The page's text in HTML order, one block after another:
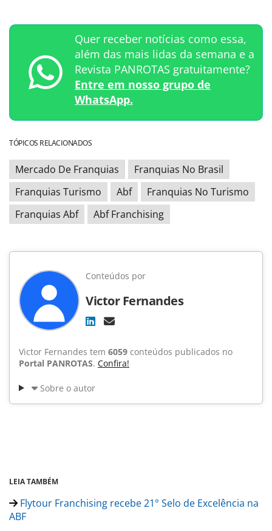
Quer receber notícias como essa,
além das mais lidas da semana e a
Revista PANROTAS gratuitamente?
Entre em nosso grupo de
WhatsApp.
TÓPICOS RELACIONADOS
Mercado De Franquias
Franquias No Brasil
Franquias Turismo
Abf
Franquias No Turismo
Franquias Abf
Abf Franchising
Conteúdos por
Victor Fernandes
Victor Fernandes tem 6059 conteúdos publicados no
Portal PANROTAS. Confira!
Sobre o autor
LEIA TAMBÉM
Flytour Franchising recebe 21° Selo de Excelência na
ABF